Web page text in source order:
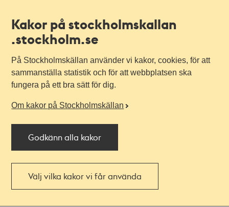
Kakor på stockholmskallan
.stockholm.se
På Stockholmskällan använder vi kakor, cookies, för att
sammanställa statistik och för att webbplatsen ska
fungera på ett bra sätt för dig.
Om kakor på Stockholmskällan
Godkänn alla kakor
Välj vilka kakor vi får använda